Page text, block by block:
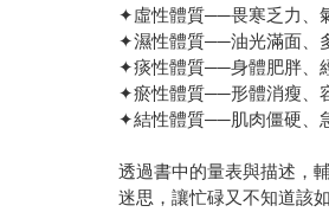
✦虛性體質──畏寒乏力、
✦濕性體質──油光滿面、
✦痰性體質──身體肥胖、
✦瘀性體質──形體消瘦、
✦結性體質──肌肉僵硬、
透過書中的量表與描述，
迷思，讓忙碌又不知道該